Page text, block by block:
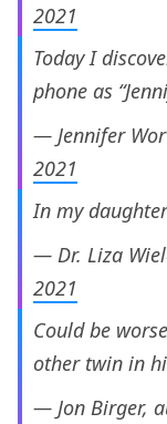
2021
Today I
phone as
— Jennifer
2021
In my
— Dr. Liza
2021
Could be
other twin in
— Jon Birger,